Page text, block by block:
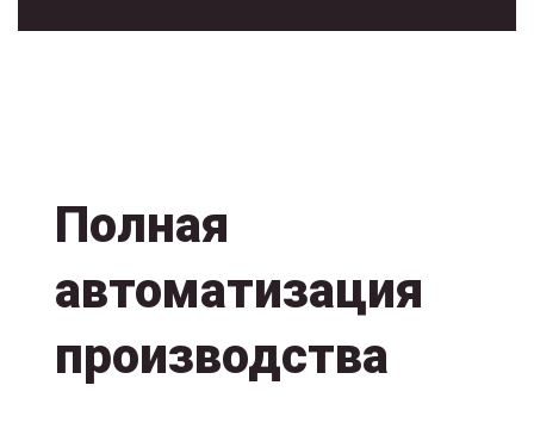
Полная
автоматизация
производства